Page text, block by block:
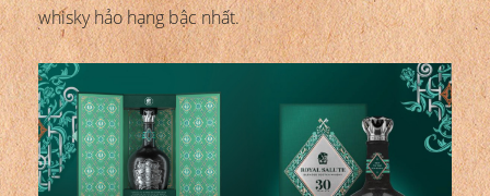
whisky hảo hạng bậc nhất.